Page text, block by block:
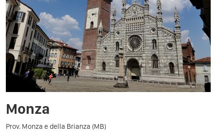
Monza
Prov. Monza e della Brianza (MB)